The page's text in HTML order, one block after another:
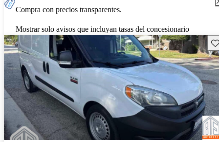
Compra con precios transparentes.
Mostrar solo avisos que incluyan tasas del concesionario